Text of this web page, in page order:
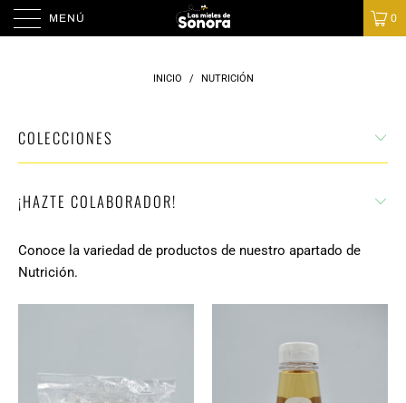
MENÚ 0
INICIO / NUTRICIÓN
COLECCIONES
¡HAZTE COLABORADOR!
Conoce la variedad de productos de nuestro apartado de
Nutrición.